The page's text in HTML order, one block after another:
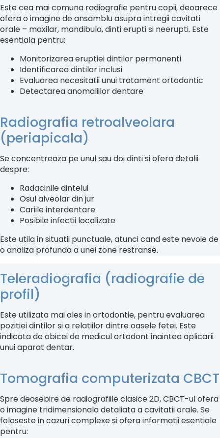
Este cea mai comuna radiografie pentru copii, deoarece
ofera o imagine de ansamblu asupra intregii cavitati
orale – maxilar, mandibula, dinti erupti si neerupti. Este
esentiala pentru:
Monitorizarea eruptiei dintilor permanenti
Identificarea dintilor inclusi
Evaluarea necesitatii unui tratament ortodontic
Detectarea anomaliilor dentare
Radiografia retroalveolara
(periapicala)
Se concentreaza pe unul sau doi dinti si ofera detalii
despre:
Radacinile dintelui
Osul alveolar din jur
Cariile interdentare
Posibile infectii localizate
Este utila in situatii punctuale, atunci cand este nevoie de
o analiza profunda a unei zone restranse.
Teleradiografia (radiografie de
profil)
Este utilizata mai ales in ortodontie, pentru evaluarea
pozitiei dintilor si a relatiilor dintre oasele fetei. Este
indicata de obicei de medicul ortodont inaintea aplicarii
unui aparat dentar.
Tomografia computerizata CBCT
Spre deosebire de radiografiile clasice 2D, CBCT-ul ofera
o imagine tridimensionala detaliata a cavitatii orale. Se
foloseste in cazuri complexe si ofera informatii esentiale
pentru: